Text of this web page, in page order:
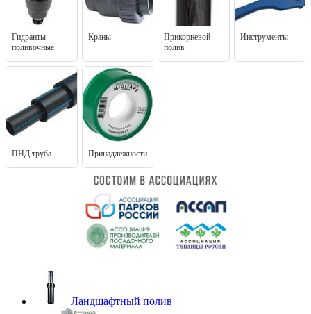
Гидранты
поливочные
Краны
Прикорневой
полив
Инструменты
ПНД труба Принадлежности
Ландшафтный полив